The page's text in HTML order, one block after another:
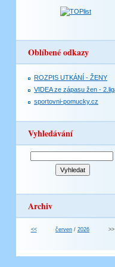
Oblíbené odkazy
ROZPIS UTKÁNÍ - ŽENY
VIDEA ze zápasu žen -
sportovni-pomucky.cz
Vyhledávání
Archiv
<< červen / 2026 >>